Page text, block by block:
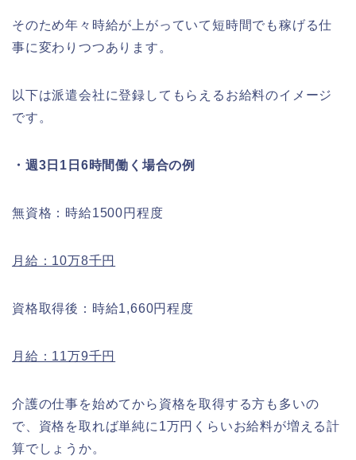
そのため年々時給が上がっていて短時間でも稼げる仕
事に変わりつつあります。
以下は派遣会社に登録してもらえるお給料のイメージ
です。
・週3日1日6時間働く場合の例
無資格：時給1500円程度
月給：10万8千円
資格取得後：時給1,660円程度
月給：11万9千円
介護の仕事を始めてから資格を取得する方も多いの
で、資格を取れば単純に1万円くらいお給料が増える計
算でしょうか。